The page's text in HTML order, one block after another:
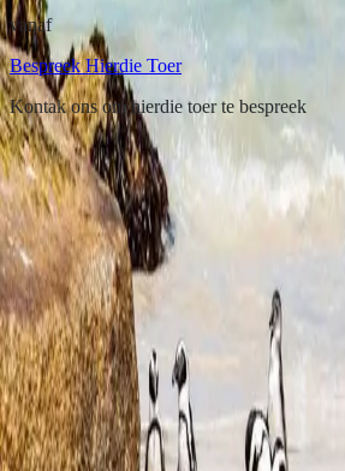
vanaf
Bespreek Hierdie Toer
Kontak ons om hierdie toer te bespreek
Die handelsmerk wat jou terugliefhet.
Urban Elephant het vinnig een van
geword — amptelik gegradeer deur die
van Suid-Afrika, professioneel bestuur, en
wat jy kom besoek het.
Amptelik Gegradeer deur die Toerisme-
Afrika